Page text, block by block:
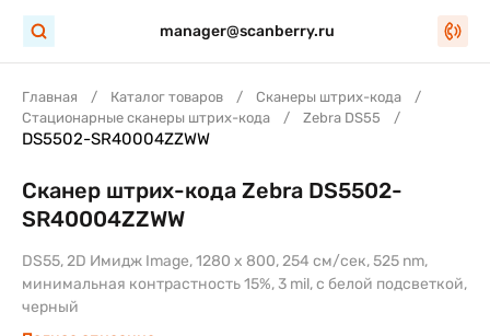
manager@scanberry.ru
Главная Каталог товаров
Сканеры штрих-кода
Стационарные сканеры штрих-кода
Zebra DS55
DS5502-SR40004ZZWW
Сканер штрих-кода Zebra DS5502-
SR40004ZZWW
DS55, 2D Имидж Image, 1280 x 800, 254 см/сек, 525 nm,
минимальная контрастность 15%, 3 mil, с белой подсветкой,
черный